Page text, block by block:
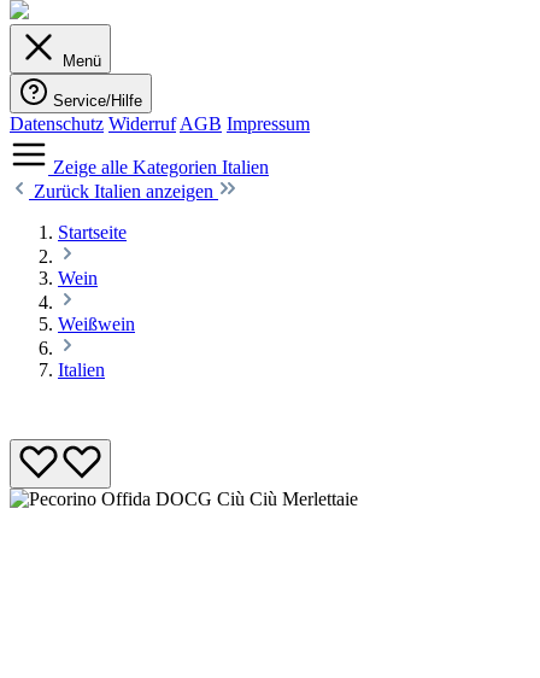
Menü
Service/Hilfe
Datenschutz Widerruf AGB Impressum
Zeige alle Kategorien Italien
Zurück Italien anzeigen
Startseite
Wein
Weißwein
Italien